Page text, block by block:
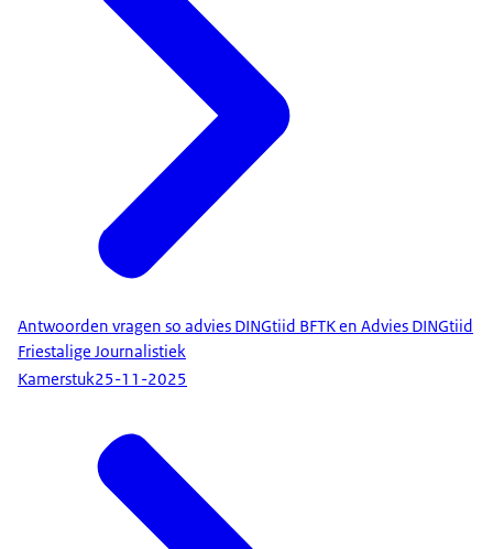
Antwoorden vragen so advies DINGtiid BFTK en Advies DINGtiid
Friestalige Journalistiek
Kamerstuk25-11-2025